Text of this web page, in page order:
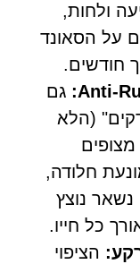
ולחות,
על הסאונד
חודשים.
גם
(הלא
חלודה,
נוצץ
כל חייו.
הציפוי